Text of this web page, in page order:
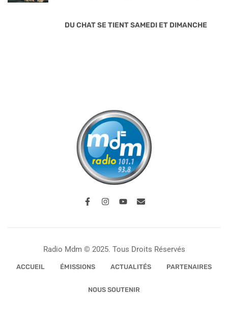
DU CHAT SE TIENT SAMEDI ET DIMANCHE
Radio Mdm © 2025. Tous Droits Réservés
ACCUEIL ÉMISSIONS ACTUALITÉS PARTENAIRES
NOUS SOUTENIR